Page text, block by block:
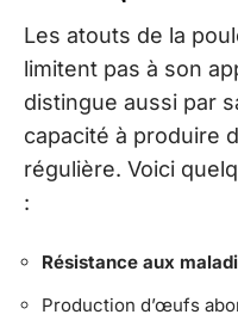
Les atouts de la
limitent pas à son
distingue aussi par
capacité à produire
régulière. Voici
:
Résistance aux
Production d’œufs